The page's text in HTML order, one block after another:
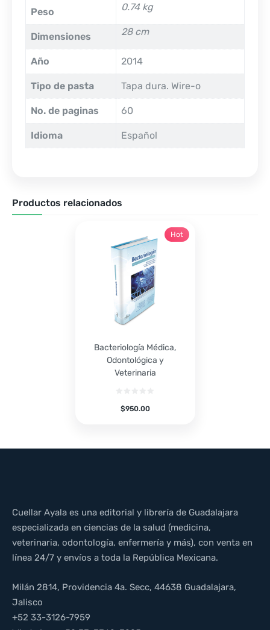
Peso 0.74 kg
Dimensiones 28 cm
Año 2014
Tipo de pasta Tapa dura. Wire-o
No. de paginas 60
Idioma Español
Productos relacionados
Bacteriología Médica,
Odontológica y
Veterinaria
$950.00
Hot
Cuellar Ayala es una editorial y librería de Guadalajara
especializada en ciencias de la salud (medicina,
veterinaria, odontología, enfermería y más), con venta en
línea 24/7 y envíos a toda la República Mexicana.
Milán 2814, Providencia 4a. Secc, 44638 Guadalajara,
Jalisco
+52 33-3126-7959